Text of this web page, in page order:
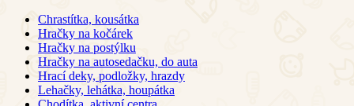
Chrastítka, kousátka
Hračky na kočárek
Hračky na postýlku
Hračky na autosedačku, do auta
Hrací deky, podložky, hrazdy
Lehačky, lehátka, houpátka